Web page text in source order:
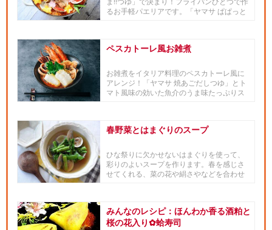
るお手軽パエリアです。「ヤマサ ぱぱっと
ペスカトーレ風お雑煮
お雑煮をイタリア料理のペスカトーレ風に
アレンジ！「ヤマサ 焼あごだしつゆ」とト
マト風味の効いた魚介のうま味たっぷりス
春野菜とはまぐりのスープ
ひな祭りに欠かせないはまぐりを使って、
彩りのよいスープを作ります。春を感じさ
せてくれる、菜の花や絹さやなどを合わせ
みんなのレシピ：ほんわか香る酒粕と
桜の花入り✿蛤寿司